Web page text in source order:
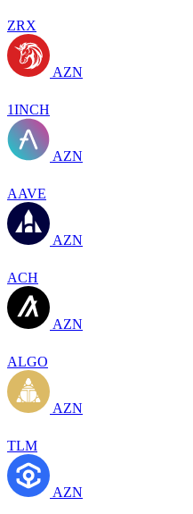
ZRX
AZN
1INCH
AZN
AAVE
AZN
ACH
AZN
ALGO
AZN
TLM
AZN